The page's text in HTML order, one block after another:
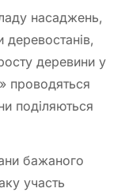
насаджень,
деревостанів,
деревини у
проводяться
поділяються
бажаного
участь